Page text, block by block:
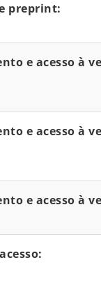
preprint:
e acesso à
e acesso à
e acesso à